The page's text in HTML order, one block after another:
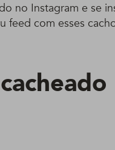
no Instagram e se
feed com esses